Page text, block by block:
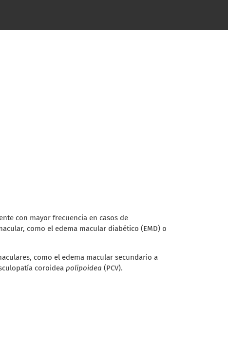
con mayor frecuencia en casos de
como el edema macular diabético (EMD) o
como el edema macular secundario a
coroidea polipoidea (PCV).